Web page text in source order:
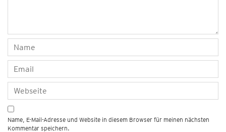
Name, E-Mail-Adresse und Website in diesem Browser für meinen nächsten
Kommentar speichern.